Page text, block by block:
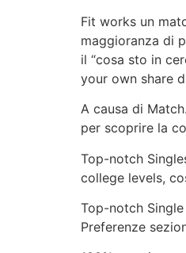
Fit works un
maggioranza di
il “cosa sto in
your own share
A causa di
per scoprire la
Top-notch
college levels,
Top-notch
Preferenze